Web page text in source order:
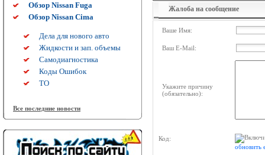
Обзор Nissan Fuga
Обзор Nissan Cima
Дела для нового авто
Жидкости и зап. объемы
Самодиагностика
Коды Ошибок
ТО
Все последние новости
Жалоба на сообщение
Ваше Имя:
Ваш E-Mail:
Укажите причину
(обязательно):
Код:
обновить